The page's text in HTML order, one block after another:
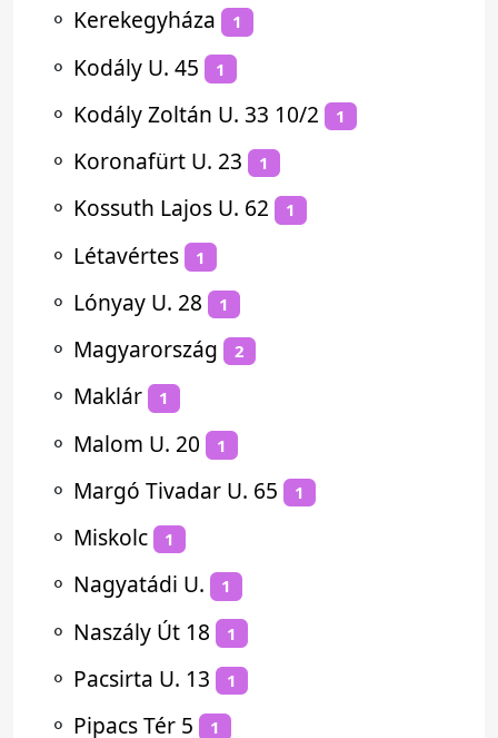
⚬ Kerekegyháza 1
⚬ Kodály U. 45 1
⚬ Kodály Zoltán U. 33 10/2 1
⚬ Koronafürt U. 23 1
⚬ Kossuth Lajos U. 62 1
⚬ Létavértes 1
⚬ Lónyay U. 28 1
⚬ Magyarország 2
⚬ Maklár 1
⚬ Malom U. 20 1
⚬ Margó Tivadar U. 65 1
⚬ Miskolc 1
⚬ Nagyatádi U. 1
⚬ Naszály Út 18 1
⚬ Pacsirta U. 13 1
⚬ Pipacs Tér 5 1